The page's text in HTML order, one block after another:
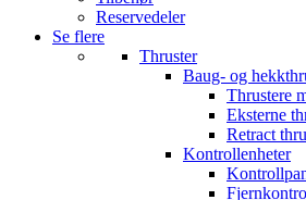
Reservedeler
Se flere
Thruster
Baug- og
Thrustere
Eksterne
Retract
Kontrollenheter